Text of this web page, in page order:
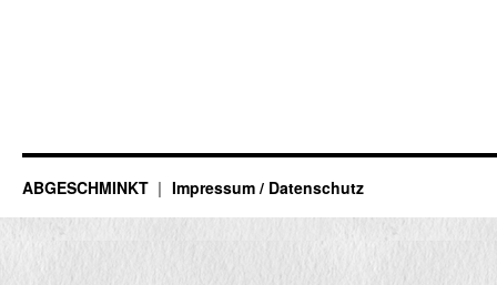
ABGESCHMINKT Impressum / Datenschutz